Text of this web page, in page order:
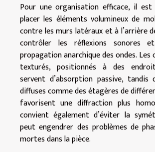
Pour une organisation efficace, il est
placer les éléments volumineux de
contre les murs latéraux et à l’arrière
contrôler les réflexions sonores
propagation anarchique des ondes. Les
texturés, positionnés à des
servent d’absorption passive, tandis
diffuses comme des étagères de
favorisent une diffraction plus
convient également d’éviter la
peut engendrer des problèmes de
mortes dans la pièce.